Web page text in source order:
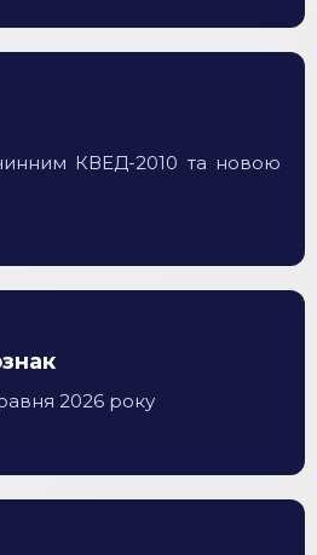
чинним КВЕД-2010 та новою
2026 року